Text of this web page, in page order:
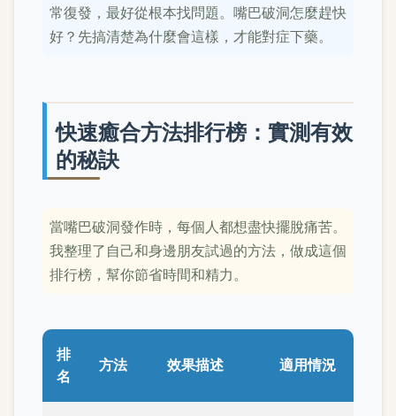
常復發，最好從根本找問題。嘴巴破洞怎麼趕快
好？先搞清楚為什麼會這樣，才能對症下藥。
快速癒合方法排行榜：實測有效
的秘訣
當嘴巴破洞發作時，每個人都想盡快擺脫痛苦。
我整理了自己和身邊朋友試過的方法，做成這個
排行榜，幫你節省時間和精力。
排
名
方法 效果描述 適用情況